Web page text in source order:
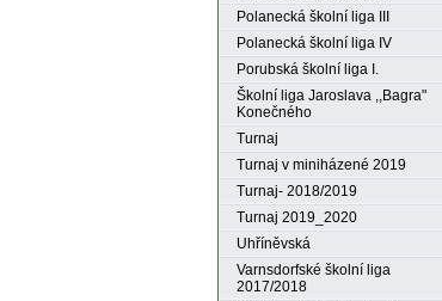
Polanecká školní liga III
Polanecká školní liga IV
Porubská školní liga I.
Školní liga Jaroslava ,,Bagra"
Konečného
Turnaj
Turnaj v miniházené 2019
Turnaj- 2018/2019
Turnaj 2019_2020
Uhříněvská
Varnsdorfské školní liga
2017/2018